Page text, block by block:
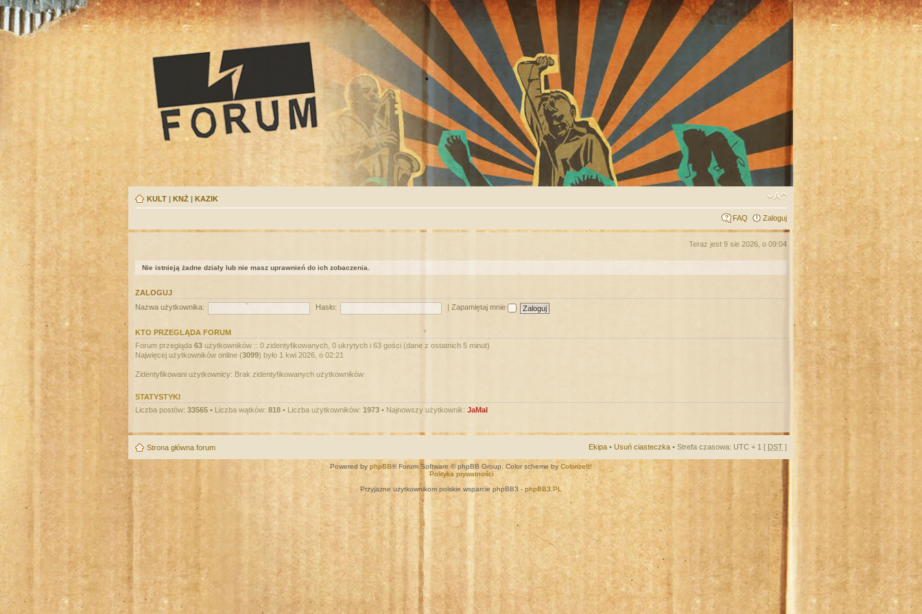
KULT | KNŻ | KAZIK
FAQ Zaloguj
Teraz jest 9 sie 2026, o 09:04
Nie istnieją żadne działy lub nie masz uprawnień do ich zobaczenia.
ZALOGUJ
Nazwa użytkownika:
Hasło: Zapamiętaj mnie
KTO PRZEGLĄDA FORUM
Forum przegląda 63 użytkowników :: 0 zidentyfikowanych, 0 ukrytych i 63 gości (dane z ostatnich 5 minut)
Najwięcej użytkowników online (3099) było 1 kwi 2026, o 02:21
Zidentyfikowani użytkownicy: Brak zidentyfikowanych użytkowników
STATYSTYKI
Liczba postów: 33565 • Liczba wątków: 818 • Liczba użytkowników: 1973 • Najnowszy użytkownik: JaMal
Strona główna forum Ekipa • Usuń ciasteczka • Strefa czasowa: UTC + 1 [ DST ]
Powered by phpBB® Forum Software © phpBB Group. Color scheme by ColorizeIt!
Polityka prywatności
Przyjazne użytkownikom polskie wsparcie phpBB3 - phpBB3.PL